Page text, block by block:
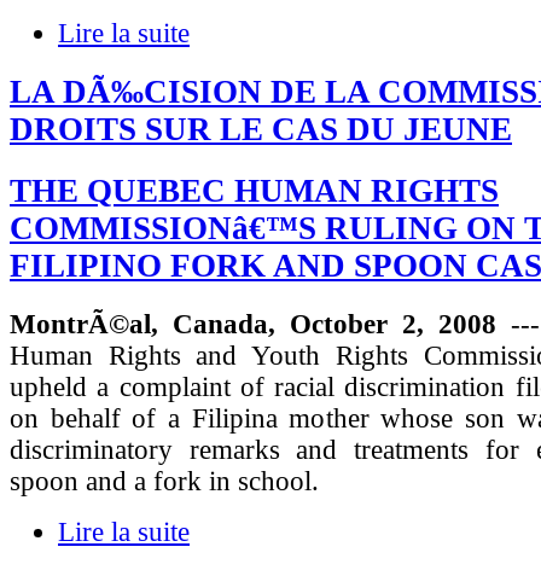
Lire la suite
LA DÃ‰CISION DE LA
DROITS SUR LE CAS DU JEUNE
THE QUEBEC HUMAN RIGHTS
COMMISSIONâ€™S RULING ON
FILIPINO FORK AND SPOON
MontrÃ©al, Canada, October 2, 2008
Human Rights and Youth Rights
upheld a complaint of racial discrimination
on behalf of a Filipina mother whose son
discriminatory remarks and treatments for
spoon and a fork in school.
Lire la suite